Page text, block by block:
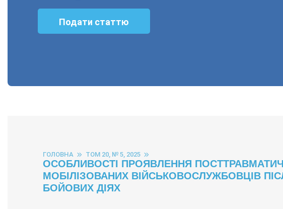
Подати статтю
ГОЛОВНА ТОМ 20, № 5, 2025
ОСОБЛИВОСТІ ПРОЯВЛЕННЯ
МОБІЛІЗОВАНИХ ВІЙСЬКОВОСЛУЖБОВЦІВ
БОЙОВИХ ДІЯХ